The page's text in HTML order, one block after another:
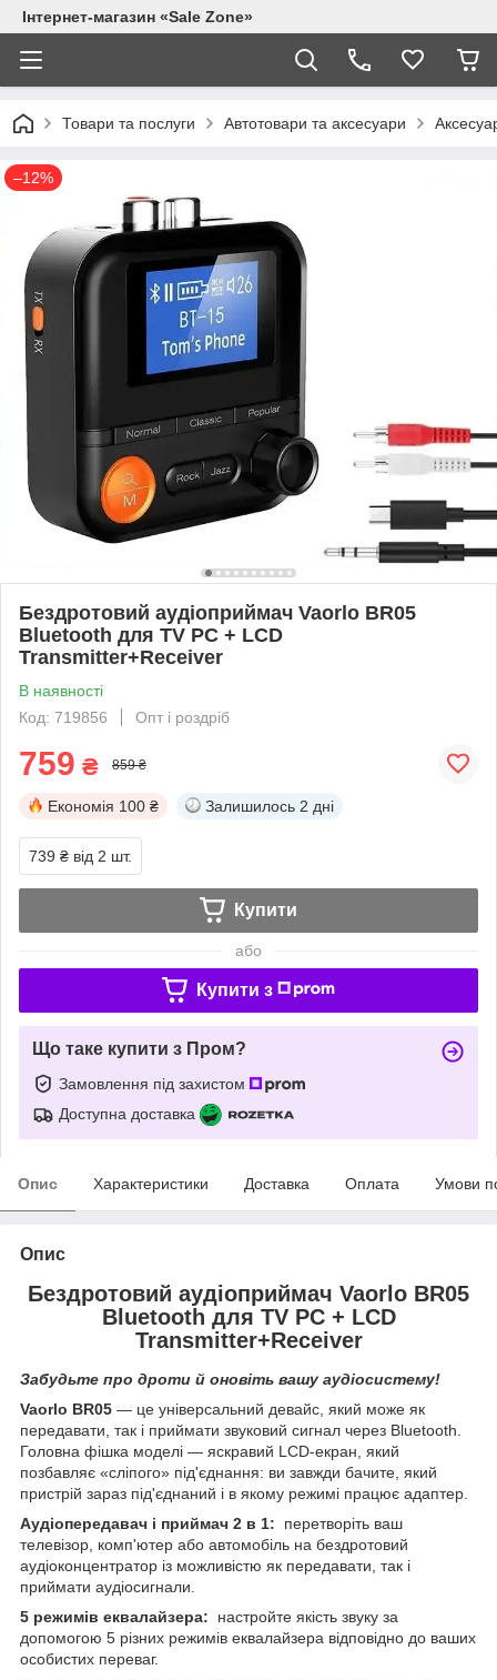
Інтернет-магазин «Sale Zone»
Товари та послуги Автотовари та аксесуари
–12%
Бездротовий аудіоприймач Vaorlo BR05
Bluetooth для TV PC + LCD
Transmitter+Receiver
В наявності
Код: 719856
Опт і роздріб
759 ₴ 859 ₴
Економія 100 ₴ Залишилось 2 дні
739 ₴ від 2 шт.
Купити
або
Купити з
Що таке купити з Пром?
Замовлення під захистом
Доступна доставка
Опис Характеристики Доставка Оплата Умови
Опис
Бездротовий аудіоприймач Vaorlo BR05
Bluetooth для TV PC + LCD
Transmitter+Receiver
Забудьте про дроти й оновіть вашу аудіосистему!
Vaorlo BR05 — це універсальний девайс, який може як
передавати, так і приймати звуковий сигнал через Bluetooth.
Головна фішка моделі — яскравий LCD-екран, який
позбавляє «сліпого» під'єднання: ви завжди бачите, який
пристрій зараз під'єднаний і в якому режимі працює адаптер.
Аудіопередавач і приймач 2 в 1: перетворіть ваш
телевізор, комп'ютер або автомобіль на бездротовий
аудіоконцентратор із можливістю як передавати, так і
приймати аудіосигнали.
5 режимів еквалайзера: настройте якість звуку за
допомогою 5 різних режимів еквалайзера відповідно до ваших
особистих переваг.